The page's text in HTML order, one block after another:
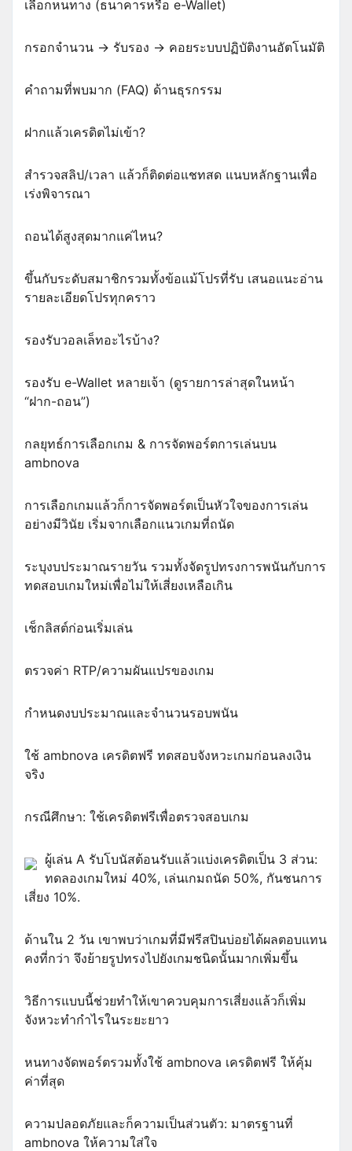
เลือกหนทาง (ธนาคารหรือ e-Wallet)
กรอกจำนวน → รับรอง → คอยระบบปฏิบัติงานอัตโนมัติ
คำถามที่พบมาก (FAQ) ด้านธุรกรรม
ฝากแล้วเครดิตไม่เข้า?
สำรวจสลิป/เวลา แล้วก็ติดต่อแชทสด แนบหลักฐานเพื่อ
เร่งพิจารณา
ถอนได้สูงสุดมากแค่ไหน?
ขึ้นกับระดับสมาชิกรวมทั้งข้อแม้โปรที่รับ เสนอแนะอ่าน
รายละเอียดโปรทุกคราว
รองรับวอลเล็ทอะไรบ้าง?
รองรับ e-Wallet หลายเจ้า (ดูรายการล่าสุดในหน้า
“ฝาก-ถอน”)
กลยุทธ์การเลือกเกม & การจัดพอร์ตการเล่นบน
ambnova
การเลือกเกมแล้วก็การจัดพอร์ตเป็นหัวใจของการเล่น
อย่างมีวินัย เริ่มจากเลือกแนวเกมที่ถนัด
ระบุงบประมาณรายวัน รวมทั้งจัดรูปทรงการพนันกับการ
ทดสอบเกมใหม่เพื่อไม่ให้เสี่ยงเหลือเกิน
เช็กลิสต์ก่อนเริ่มเล่น
ตรวจค่า RTP/ความผันแปรของเกม
กำหนดงบประมาณและจำนวนรอบพนัน
ใช้ ambnova เครดิตฟรี ทดสอบจังหวะเกมก่อนลงเงิน
จริง
กรณีศึกษา: ใช้เครดิตฟรีเพื่อตรวจสอบเกม
ผู้เล่น A รับโบนัสต้อนรับแล้วแบ่งเครดิตเป็น 3 ส่วน:
ทดลองเกมใหม่ 40%, เล่นเกมถนัด 50%, กันชนการ
เสี่ยง 10%.
ด้านใน 2 วัน เขาพบว่าเกมที่มีฟรีสปินบ่อยได้ผลตอบแทน
คงที่กว่า จึงย้ายรูปทรงไปยังเกมชนิดนั้นมากเพิ่มขึ้น
วิธีการแบบนี้ช่วยทำให้เขาควบคุมการเสี่ยงแล้วก็เพิ่ม
จังหวะทำกำไรในระยะยาว
หนทางจัดพอร์ตรวมทั้งใช้ ambnova เครดิตฟรี ให้คุ้ม
ค่าที่สุด
ความปลอดภัยและก็ความเป็นส่วนตัว: มาตรฐานที่
ambnova ให้ความใส่ใจ